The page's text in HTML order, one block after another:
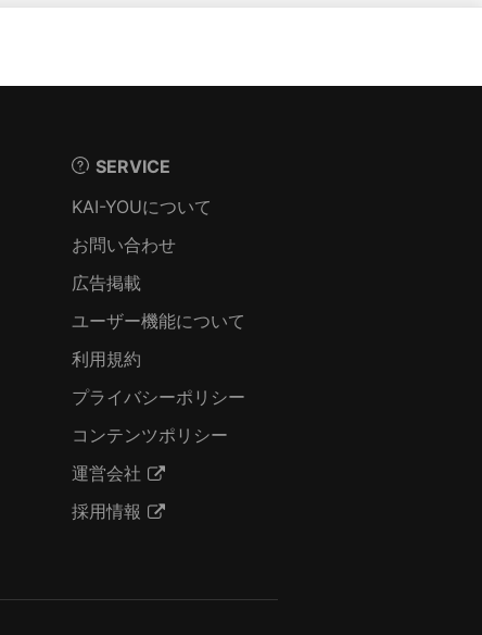
SERVICE
KAI-YOUについて
お問い合わせ
広告掲載
ユーザー機能について
利用規約
プライバシーポリシー
コンテンツポリシー
運営会社
採用情報